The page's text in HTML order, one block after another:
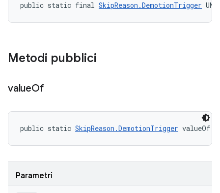
public static final SkipReason.DemotionTrigger
Metodi pubblici
valueOf
public static SkipReason.DemotionTrigger valueOf
Parametri